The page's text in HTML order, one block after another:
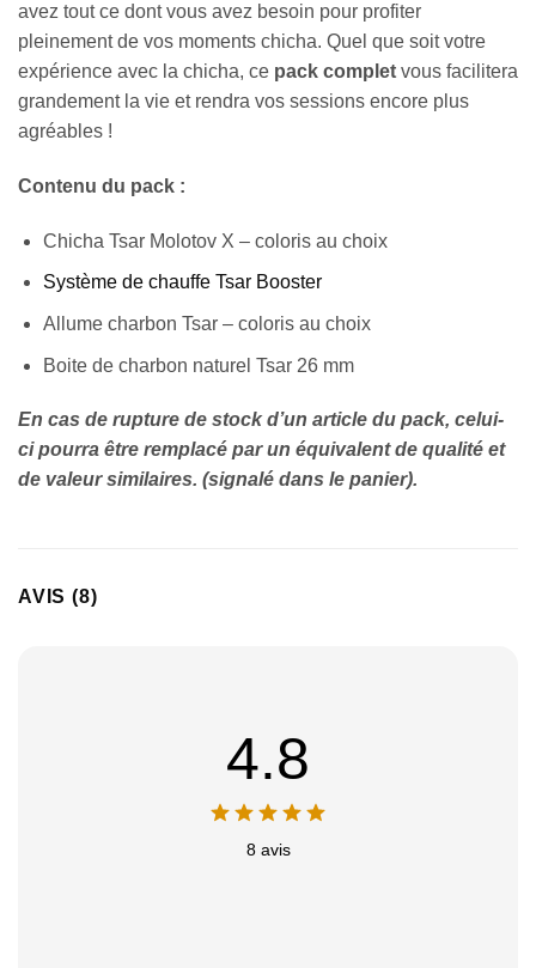
avez tout ce dont vous avez besoin pour profiter
pleinement de vos moments chicha. Quel que soit votre
expérience avec la chicha, ce pack complet vous facilitera
grandement la vie et rendra vos sessions encore plus
agréables !
Contenu du pack :
Chicha Tsar Molotov X – coloris au choix
Système de chauffe Tsar Booster
Allume charbon Tsar – coloris au choix
Boite de charbon naturel Tsar 26 mm
En cas de rupture de stock d’un article du pack, celui-
ci pourra être remplacé par un équivalent de qualité et
de valeur similaires. (signalé dans le panier).
AVIS (8)
4.8
8 avis